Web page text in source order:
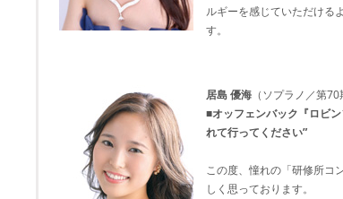
ルギーを感じていただける
す。
居島 優海 （ソプラノ／第70
■オッフェンバック『ロビ
れて行ってください”
この度、憧れの「研修所コ
しく思っております。